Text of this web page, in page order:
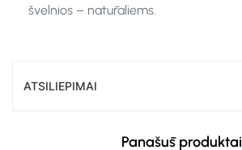
švelnios – natūraliems.
ATSILIEPIMAI
Panašūs produktai